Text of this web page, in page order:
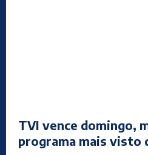
TVI vence domingo,
programa mais visto